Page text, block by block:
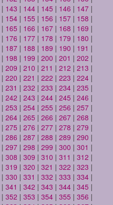
| 143 | 144 | 145 | 146 | 147 |
| 154 | 155 | 156 | 157 | 158 |
| 165 | 166 | 167 | 168 | 169 |
| 176 | 177 | 178 | 179 | 180 |
| 187 | 188 | 189 | 190 | 191 |
| 198 | 199 | 200 | 201 | 202 |
| 209 | 210 | 211 | 212 | 213 |
| 220 | 221 | 222 | 223 | 224 |
| 231 | 232 | 233 | 234 | 235 |
| 242 | 243 | 244 | 245 | 246 |
| 253 | 254 | 255 | 256 | 257 |
| 264 | 265 | 266 | 267 | 268 |
| 275 | 276 | 277 | 278 | 279 |
| 286 | 287 | 288 | 289 | 290 |
| 297 | 298 | 299 | 300 | 301 |
| 308 | 309 | 310 | 311 | 312 |
| 319 | 320 | 321 | 322 | 323 |
| 330 | 331 | 332 | 333 | 334 |
| 341 | 342 | 343 | 344 | 345 |
| 352 | 353 | 354 | 355 | 356 |